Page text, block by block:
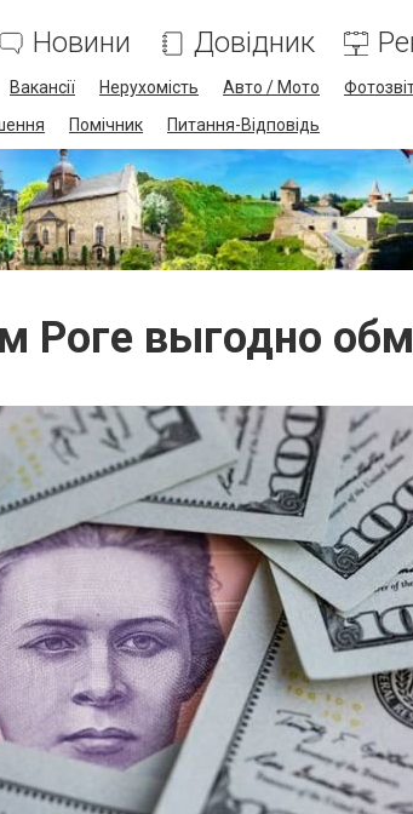
Новини Довідник
Вакансії Нерухомість Авто / Мото
Помічник Питання-Відповідь
Роге выгодно